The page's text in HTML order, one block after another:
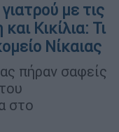
με τις
Κικίλια: Τι
Νίκαιας
πήραν σαφείς
στο